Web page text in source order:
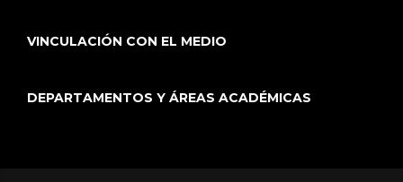
VINCULACIÓN CON EL MEDIO
DEPARTAMENTOS Y ÁREAS ACADÉMICAS